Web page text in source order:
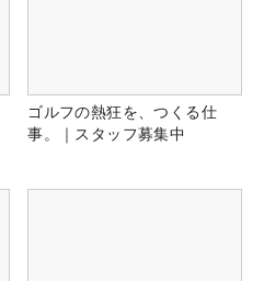
ゴルフの熱狂を、つくる仕
事。｜スタッフ募集中